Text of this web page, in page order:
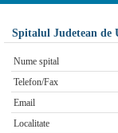
Spitalul Judetean de
Nume spital
Telefon/Fax
Email
Localitate